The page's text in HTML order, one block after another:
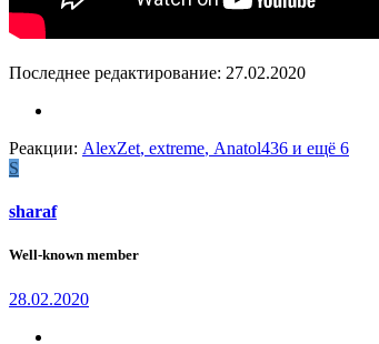
Последнее редактирование: 27.02.2020
Реакции: AlexZet, extreme, Anatol436 и ещё 6
S
sharaf
Well-known member
28.02.2020